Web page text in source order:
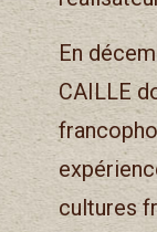
En
CAILLE
cultures